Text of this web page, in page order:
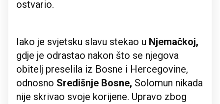
ostvario.
Iako je svjetsku slavu stekao u Njemačkoj,
gdje je odrastao nakon što se njegova
obitelj preselila iz Bosne i Hercegovine,
odnosno Središnje Bosne, Solomun nikada
nije skrivao svoje korijene. Upravo zbog